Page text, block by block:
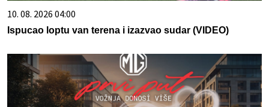
10. 08. 2026 04:00
Ispucao loptu van terena i izazvao sudar (VIDEO)